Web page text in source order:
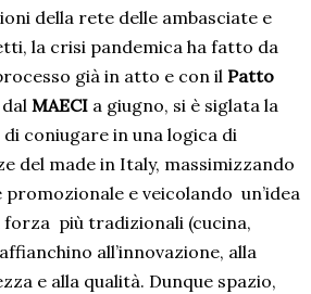
della rete delle ambasciate e
la crisi pandemica ha fatto da
già in atto e con il Patto
MAECI a giugno, si è siglata la
di coniugare in una logica di
del made in Italy, massimizzando
promozionale e veicolando un’idea
forza più tradizionali (cucina,
all’innovazione, alla
e alla qualità. Dunque spazio,